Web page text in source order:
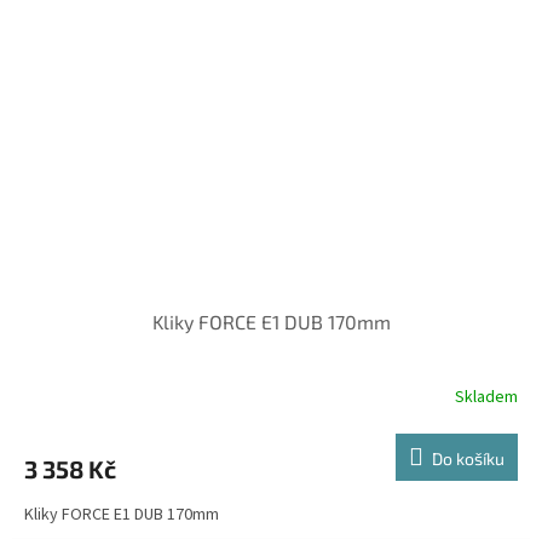
Kliky FORCE E1 DUB 170mm
Skladem
3 358 Kč Do košíku
Kliky FORCE E1 DUB 170mm